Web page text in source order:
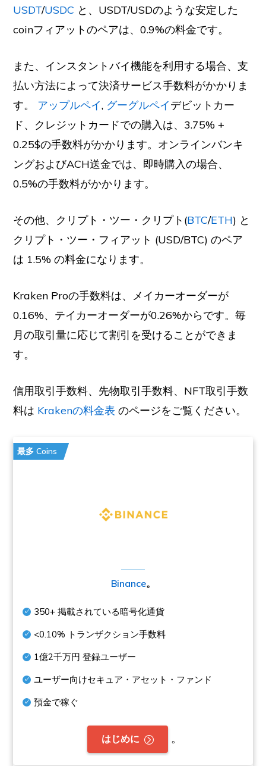
USDT/USDC と、USDT/USDのような安定した
coinフィアットのペアは、0.9%の料金です。
また、インスタントバイ機能を利用する場合、支
払い方法によって決済サービス手数料がかかりま
す。 アップルペイ, グーグルペイデビットカー
ド、クレジットカードでの購入は、3.75% +
0.25$の手数料がかかります。オンラインバンキ
ングおよびACH送金では、即時購入の場合、
0.5%の手数料がかかります。
その他、クリプト・ツー・クリプト(BTC/ETH) と
クリプト・ツー・フィアット (USD/BTC) のペア
は 1.5% の料金になります。
Kraken Proの手数料は、メイカーオーダーが
0.16%、テイカーオーダーが0.26%からです。毎
月の取引量に応じて割引を受けることができま
す。
信用取引手数料、先物取引手数料、NFT取引手数
料は Krakenの料金表 のページをご覧ください。
最多 Coins
Binance。
350+ 掲載されている暗号化通貨
<0.10% トランザクション手数料
1億2千万円 登録ユーザー
ユーザー向けセキュア・アセット・ファンド
預金で稼ぐ
はじめに 。